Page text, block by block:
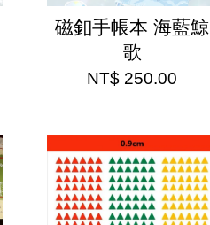
磁釦手帳本 海藍鯨
歌
NT$ 250.00